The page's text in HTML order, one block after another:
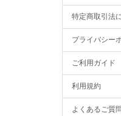
特定商取引法
プライバシー
ご利用ガイド
利用規約
よくあるご質